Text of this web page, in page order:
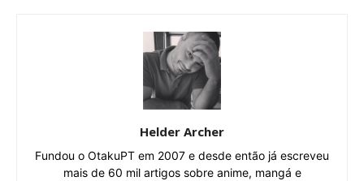
Helder Archer
Fundou o OtakuPT em 2007 e desde então já escreveu
mais de 60 mil artigos sobre anime, mangá e